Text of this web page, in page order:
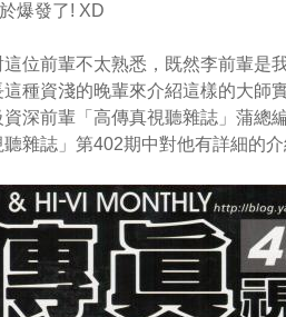
爆發了! XD
位前輩不太熟悉，既然李前輩是
種資淺的晚輩來介紹這樣的大師
深前輩「高傳真視聽雜誌」蒲總
雜誌」第402期中對他有詳細的介